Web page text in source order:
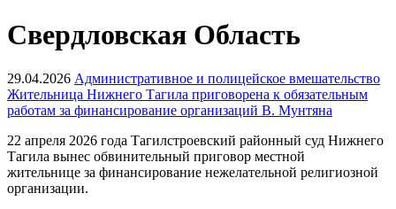
Свердловская Область
29.04.2026 Административное и полицейское вмешательство
Жительница Нижнего Тагила приговорена к обязательным
работам за финансирование организаций В. Мунтяна
22 апреля 2026 года Тагилстроевский районный суд Нижнего
Тагила вынес обвинительный приговор местной
жительнице за финансирование нежелательной религиозной
организации.